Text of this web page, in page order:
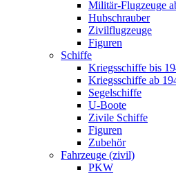
Militär-Flugzeuge
Hubschrauber
Zivilflugzeuge
Figuren
Schiffe
Kriegsschiffe bis
Kriegsschiffe ab
Segelschiffe
U-Boote
Zivile Schiffe
Figuren
Zubehör
Fahrzeuge (zivil)
PKW